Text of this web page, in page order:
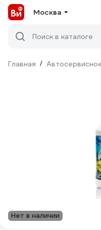
Москва
Поиск в каталоге
Главная /
Нет в наличии